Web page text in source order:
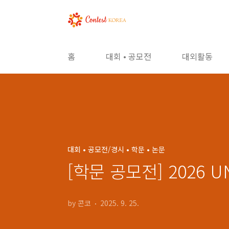
홈 대회 • 공모전 대외활동
대회 • 공모전/경시 • 학문 • 논문
[학문 공모전] 2026
by 콘코 2025. 9. 25.